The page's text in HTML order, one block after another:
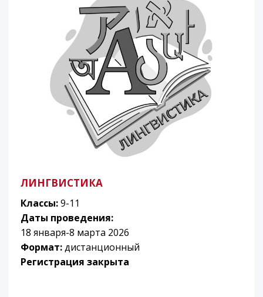
ЛИНГВИСТИКА
Классы:9-11
Даты проведения:
18 января-8 марта 2026
Формат:дистанционный
Регистрация закрыта